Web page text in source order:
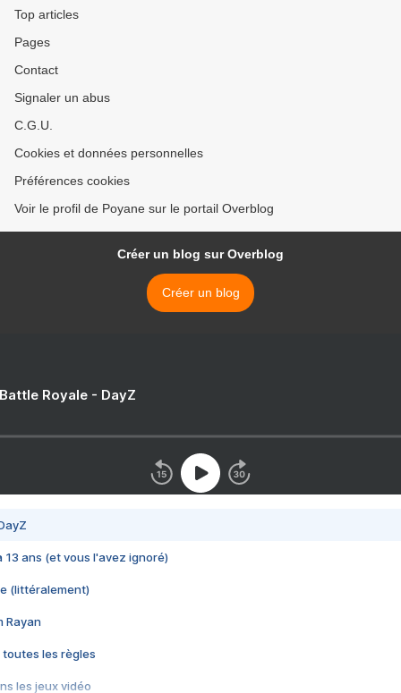
Top articles
Pages
Contact
Signaler un abus
C.G.U.
Cookies et données personnelles
Préférences cookies
Voir le profil de Poyane sur le portail Overblog
Créer un blog sur Overblog
Créer un blog
Royale - DayZ
13 ans (et vous l'avez ignoré)
(littéralement)
Rayan
toutes les règles
les jeux vidéo